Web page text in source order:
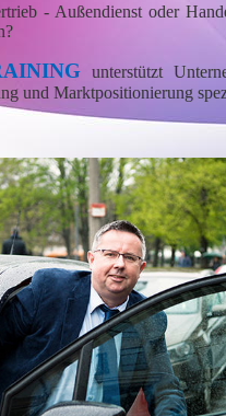
- Außendienst oder
unterstützt
und Marktpositionierung